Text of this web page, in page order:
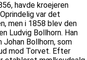
havde kroejeren
var det
men i 1858 blev den
Ludvig Bollhorn. Han
Bollhorn, som
mod Torvet. Efter